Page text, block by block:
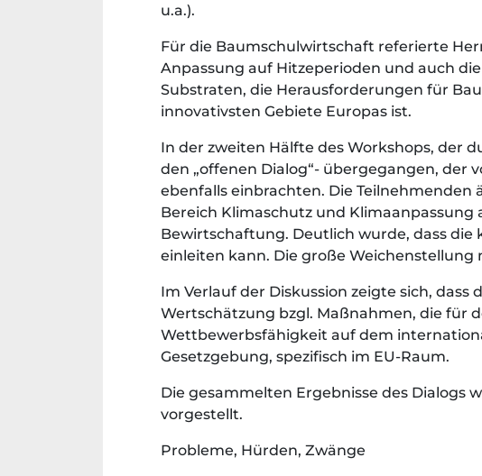
u.a.).
Für die Baumschulwirtschaft referierte
Anpassung auf Hitzeperioden und auch
Substraten, die Herausforderungen für
innovativsten Gebiete Europas ist.
In der zweiten Hälfte des Workshops, der
den „offenen Dialog“- übergegangen, der
ebenfalls einbrachten. Die
Bereich Klimaschutz und
Bewirtschaftung. Deutlich wurde, dass
einleiten kann. Die große Weichenstellung
Im Verlauf der Diskussion zeigte sich,
Wertschätzung bzgl. Maßnahmen, die für
Wettbewerbsfähigkeit auf dem
Gesetzgebung, spezifisch im EU-Raum.
Die gesammelten Ergebnisse des
vorgestellt.
Probleme, Hürden, Zwänge